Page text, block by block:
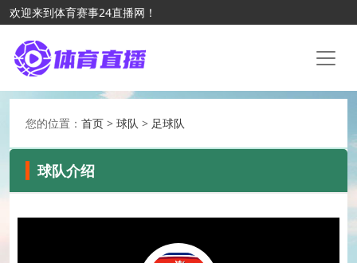
欢迎来到体育赛事24直播网！
您的位置： 首页 > 球队 > 足球队
球队介绍